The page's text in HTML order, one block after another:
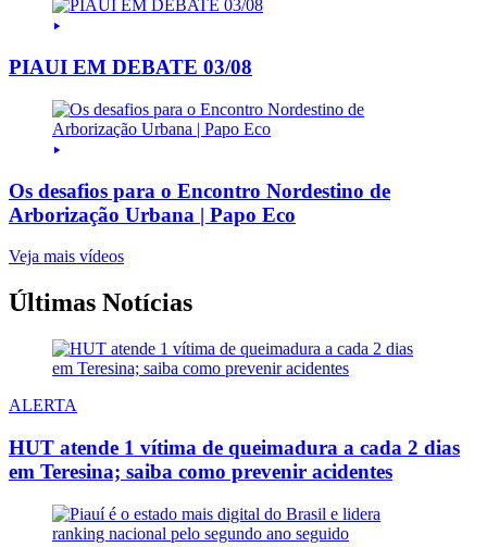
PIAUI EM DEBATE 03/08
Os desafios para o Encontro Nordestino de
Arborização Urbana | Papo Eco
Veja mais vídeos
Últimas Notícias
ALERTA
HUT atende 1 vítima de queimadura a cada 2 dias
em Teresina; saiba como prevenir acidentes